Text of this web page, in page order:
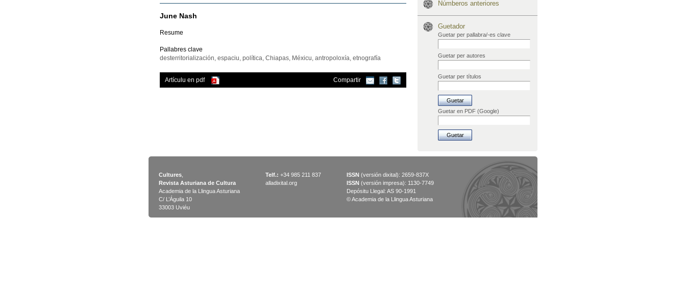
June Nash
Resume
Pallabres clave
desterritorialización, espaciu, política, Chiapas, Méxicu, antropoloxía, etnografía
Artículu en pdf Compartir
Númberos anteriores
Guetador
Guetar per pallabra/-es clave
Guetar per autores
Guetar per títulos
Guetar en PDF (Google)
Cultures
Revista Asturiana de Cultura
Academia de la Llingua Asturiana
C/ L’Águila 10
33003 Uviéu
Telf.: +34 985 211 837
alladixital.org
ISSN (versión dixital): 2659-837X
ISSN (versión impresa): 1130-7749
Depósitu Llegal: AS 90-1991
© Academia de la Llingua Asturiana